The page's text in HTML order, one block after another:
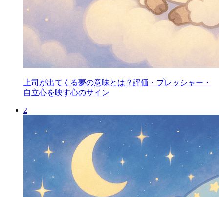
上司が出てくる夢の意味とは？評価・プレッシャー・
自立心を映す心のサイン
2